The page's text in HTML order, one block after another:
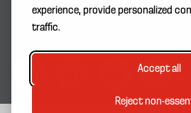
experience, provide personalized
traffic.
Accept all
Reject non-